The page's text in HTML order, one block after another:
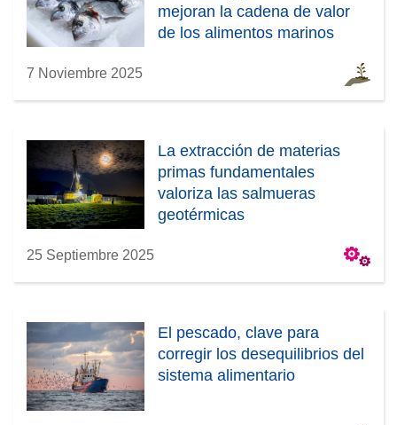
mejoran la cadena de valor
de los alimentos marinos
7 Noviembre 2025
La extracción de materias
primas fundamentales
valoriza las salmueras
geotérmicas
25 Septiembre 2025
El pescado, clave para
corregir los desequilibrios del
sistema alimentario